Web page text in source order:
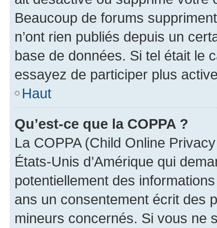
Beaucoup de forums
n’ont rien publiés depuis un
base de données. Si tel était le
essayez de participer plus
Haut
Qu’est-ce que la COPPA ?
La COPPA (Child Online
États-Unis d’Amérique qui
potentiellement des
ans un consentement écrit des
mineurs concernés. Si vous ne